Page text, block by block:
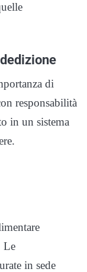
di
responsabilità
in un sistema
Le
in sede